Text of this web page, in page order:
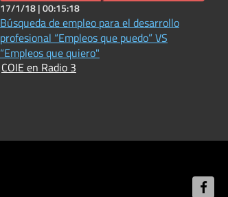
17/1/18 |00:15:18
Búsqueda de empleo para el desarrollo
profesional “Empleos que puedo” VS
“Empleos que quiero"
COIE en Radio 3